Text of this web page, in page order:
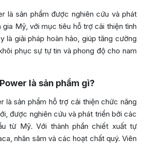
là sản phẩm được nghiên cứu và phát
Mỹ, với mục tiêu hỗ trợ cải thiện tình
là giải pháp hoàn hảo, giúp tăng cường
phục sự tự tin và phong độ cho nam
là sản phẩm gì?
là sản phẩm hỗ trợ cải thiện chức năng
được nghiên cứu và phát triển bởi các
từ Mỹ. Với thành phần chiết xuất tự
nhân sâm và các hoạt chất quý. Viên